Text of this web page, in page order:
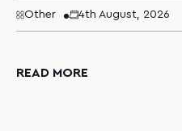
Other 4th August, 2026
READ MORE